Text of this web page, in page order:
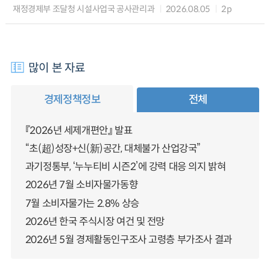
재정경제부 조달청 시설사업국 공사관리과 2026.08.05 2p
많이 본 자료
경제정책정보 전체
『2026년 세제개편안』 발표
“초(超)성장+신(新)공간, 대체불가 산업강국”
과기정통부, ‘누누티비 시즌2’에 강력 대응 의지 밝혀
2026년 7월 소비자물가동향
7월 소비자물가는 2.8% 상승
2026년 한국 주식시장 여건 및 전망
2026년 5월 경제활동인구조사 고령층 부가조사 결과